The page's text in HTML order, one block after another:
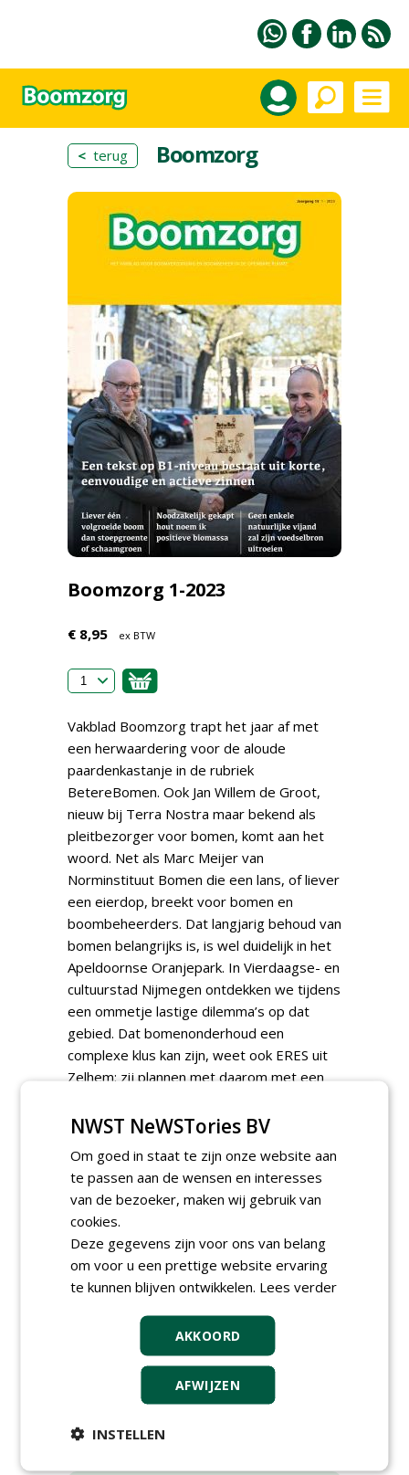
< terug Boomzorg
Boomzorg 1-2023
€ 8,95 ex BTW
Vakblad Boomzorg trapt het jaar af met
een herwaardering voor de aloude
paardenkastanje in de rubriek
BetereBomen. Ook Jan Willem de Groot,
nieuw bij Terra Nostra maar bekend als
pleitbezorger voor bomen, komt aan het
woord. Net als Marc Meijer van
Norminstituut Bomen die een lans, of liever
een eierdop, breekt voor bomen en
boombeheerders. Dat langjarig behoud van
bomen belangrijks is, is wel duidelijk in het
Apeldoornse Oranjepark. In Vierdaagse- en
cultuurstad Nijmegen ontdekken we tijdens
een ommetje lastige dilemma’s op dat
gebied. Dat bomenonderhoud een
complexe klus kan zijn, weet ook ERES uit
Zelhem; zij plannen met daarom met een
we het veld in met BIJDA, waar ze wel raad
Greentec Cheetah maakt korte metten met
behoorlijk dikke takken. Maken die snippers
eenmaal deel uit van de reststroom, dan
weet Holland Houtwereld de juiste weg
naar de biomassacentrale. Dit en meer lees
je in de eerste editie van Boomzorg.
Boomzorg
Rubrieken
NWST NeWSTories BV
Om goed in staat te zijn onze website aan
te passen aan de wensen en interesses
van de bezoeker, maken wij gebruik van
cookies.
Deze gegevens zijn voor ons van belang
om voor u een prettige website ervaring
te kunnen blijven ontwikkelen. Lees verder
AKKOORD
AFWIJZEN
INSTELLEN